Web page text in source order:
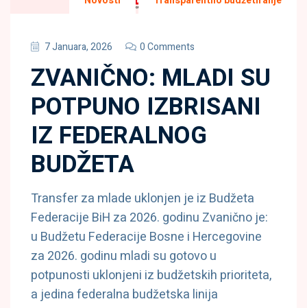
7 Januara, 2026 0 Comments
ZVANIČNO: MLADI SU
POTPUNO IZBRISANI
IZ FEDERALNOG
BUDŽETA
Transfer za mlade uklonjen je iz Budžeta
Federacije BiH za 2026. godinu Zvanično je:
u Budžetu Federacije Bosne i Hercegovine
za 2026. godinu mladi su gotovo u
potpunosti uklonjeni iz budžetskih prioriteta,
a jedina federalna budžetska linija